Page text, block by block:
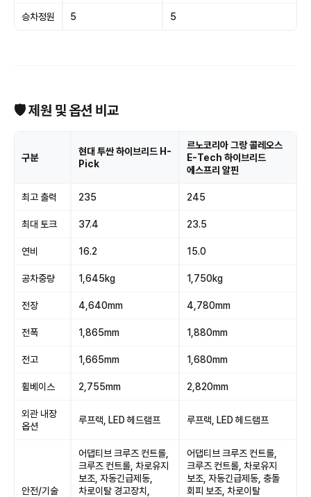
승차정원 5 5
🛡 제원 및 옵션 비교
구분
현대 투싼 하이브리드 H-
Pick
르노코리아 그랑 콜레오스
E-Tech 하이브리드
에스프리 알핀
최고 출력 235 245
최대 토크 37.4 23.5
연비 16.2 15.0
공차중량 1,645kg 1,750kg
전장 4,640mm 4,780mm
전폭 1,865mm 1,880mm
전고 1,665mm 1,680mm
휠베이스 2,755mm 2,820mm
외관 내장
옵션
루프랙, LED 헤드램프 루프랙, LED 헤드램프
안전/기술
어댑티브 크루즈 컨트롤,
크루즈 컨트롤, 차로유지
보조, 자동긴급제동,
차로이탈 경고장치,
어댑티브 크루즈 컨트롤,
크루즈 컨트롤, 차로유지
보조, 자동긴급제동, 충돌
회피 보조, 차로이탈